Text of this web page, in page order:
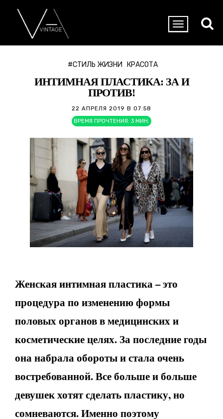
#СТИЛЬ ЖИЗНИ КРАСОТА
ИНТИМНАЯ ПЛАСТИКА: ЗА И
ПРОТИВ!
22 АПРЕЛЯ 2019 В 07:58
ВРЕМЯ ПРОЧТЕНИЯ: 3 МИН.
Женская интимная пластика – это
процедура по изменению формы
половых органов в медицинских и
косметические целях. За последние годы
она набрала обороты и стала очень
востребованной. Все больше и больше
девушек хотят сделать пластику, но
сомневаются. Именно поэтому